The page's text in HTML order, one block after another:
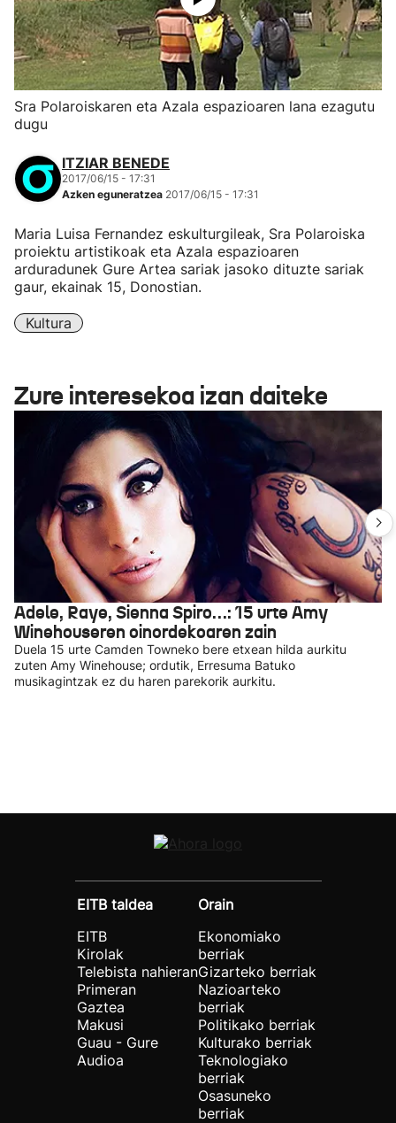
Sra Polaroiskaren eta Azala espazioaren lana ezagutu
dugu
ITZIAR BENEDE
2017/06/15 - 17:31
Azken eguneratzea 2017/06/15 - 17:31
Maria Luisa Fernandez eskulturgileak, Sra Polaroiska
proiektu artistikoak eta Azala espazioaren
arduradunek Gure Artea sariak jasoko dituzte sariak
gaur, ekainak 15, Donostian.
Kultura
Zure interesekoa izan daiteke
Adele, Raye, Sienna Spiro…: 15 urte Amy
Winehouseren oinordekoaren zain
Duela 15 urte Camden Towneko bere etxean hilda aurkitu
zuten Amy Winehouse; ordutik, Erresuma Batuko
musikagintzak ez du haren parekorik aurkitu.
EITB taldea
EITB
Kirolak
Telebista nahieran
Primeran
Gaztea
Makusi
Guau - Gure
Audioa
Orain
Ekonomiako
berriak
Gizarteko berriak
Nazioarteko
berriak
Politikako berriak
Kulturako berriak
Teknologiako
berriak
Osasuneko
berriak